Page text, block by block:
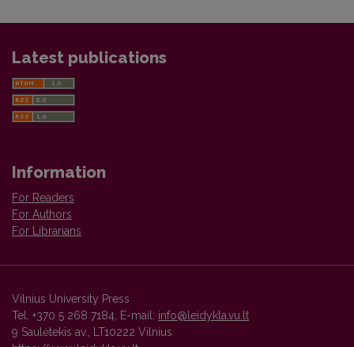
Latest publications
Information
For Readers
For Authors
For Librarians
Vilnius University Press
Tel. +370 5 268 7184, E-mail: info@leidykla.vu.lt
9 Saulėtekis av., LT10222 Vilnius